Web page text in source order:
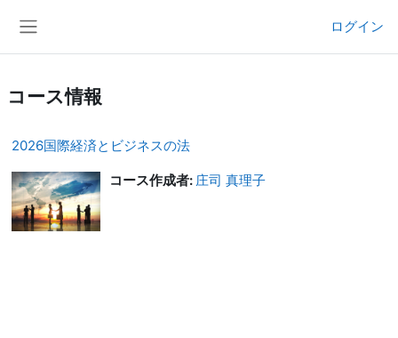
ログイン
コース情報
2026国際経済とビジネスの法
コース作成者: 庄司 真理子